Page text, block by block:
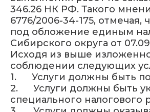
346.26 НК РФ. Такого
6776/2006-34-175,
под обложение единым
Сибирского округа от
Исходя из выше
соблюдении следующих
1.
Услуги должны быть
2.
Услуги должны быть
специального